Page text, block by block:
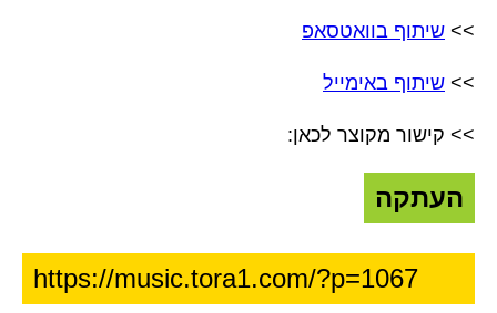
>> שיתוף בוואטסאפ
>> שיתוף באימייל
>> קישור מקוצר לכאן:
העתקה